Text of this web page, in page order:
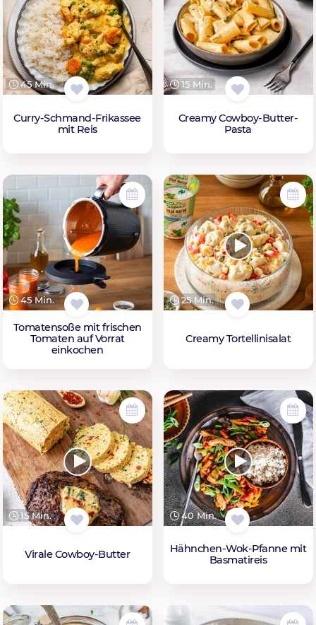
45 Min.
Curry-Schmand-Frikassee
mit Reis
15 Min.
Creamy Cowboy-Butter-
Pasta
45 Min.
Tomatensoße mit frischen
Tomaten auf Vorrat
einkochen
25 Min.
Creamy Tortellinisalat
15 Min.
Virale Cowboy-Butter
40 Min.
Hähnchen-Wok-Pfanne mit
Basmatireis